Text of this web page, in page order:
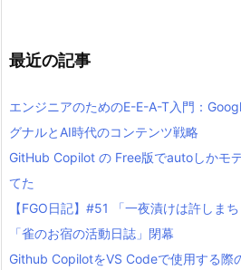
最近の記事
エンジニアのためのE-E-A-T入門：
グナルとAI時代のコンテンツ戦略
GitHub Copilot の Free版でautoしかモ
てた
【FGO日記】#51 「一夜漬けは許しま
「雀のお宿の活動日誌」閉幕
Github CopilotをVS Codeで使用する際